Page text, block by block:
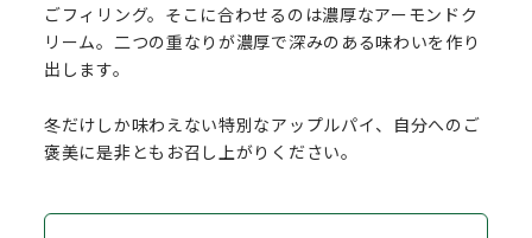
ごフィリング。そこに合わせるのは濃厚なアーモンドク
リーム。二つの重なりが濃厚で深みのある味わいを作り
出します。
冬だけしか味わえない特別なアップルパイ、自分へのご
褒美に是非ともお召し上がりください。